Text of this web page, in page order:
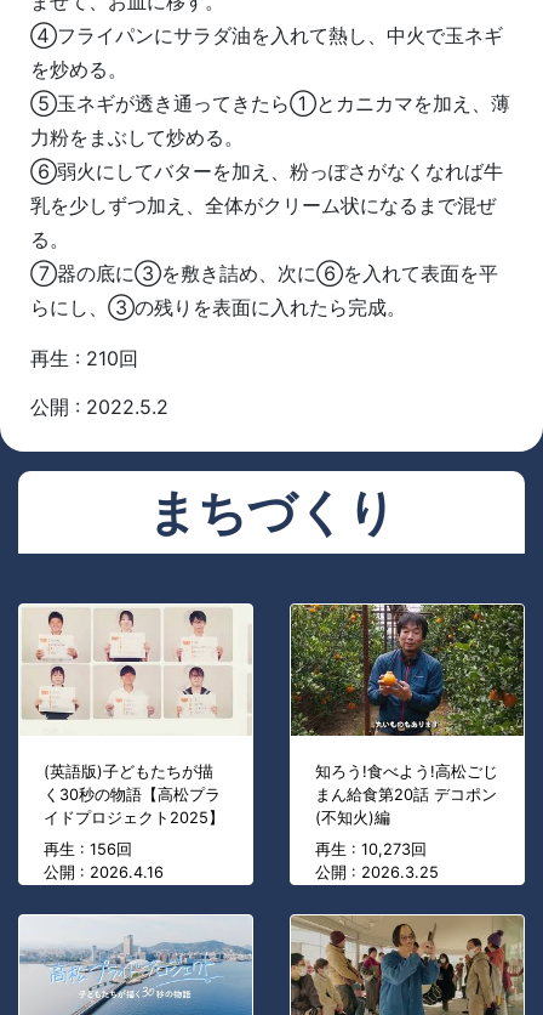
④フライパンにサラダ油を入れて熱し、中火で玉ネギ
を炒める。
⑤玉ネギが透き通ってきたら①とカニカマを加え、薄
力粉をまぶして炒める。
⑥弱火にしてバターを加え、粉っぽさがなくなれば牛
乳を少しずつ加え、全体がクリーム状になるまで混ぜ
る。
⑦器の底に③を敷き詰め、次に⑥を入れて表面を平
らにし、③の残りを表面に入れたら完成。
再生 : 210回
公開 : 2022.5.2
まちづくり
(英語版)子どもたちが描
く30秒の物語【高松プラ
イドプロジェクト2025】
再生 : 156回
公開 : 2026.4.16
知ろう!食べよう!高松ごじ
まん給食第20話 デコポン
(不知火)編
再生 : 10,273回
公開 : 2026.3.25